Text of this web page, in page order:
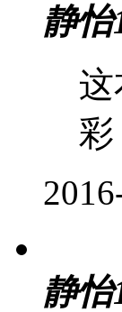
静怡
彩
静怡